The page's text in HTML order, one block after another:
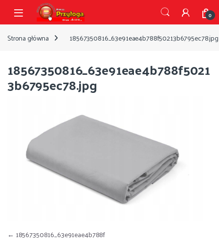
Przejdź do nawigacji
Przejdź do treści
Open 0
Strona główna 18567350816_63e91eae4b788f50213b6795ec78.jpg
18567350816_63e91eae4b788f5021
3b6795ec78.jpg
Nawigacja wpisu
← 18567350816_63e91eae4b788f